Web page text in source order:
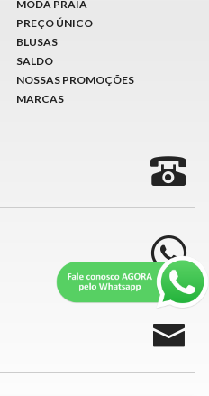
MODA PRAIA
PREÇO ÚNICO
BLUSAS
SALDO
NOSSAS PROMOÇÕES
MARCAS